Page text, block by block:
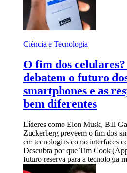
Ciência e Tecnologia
O fim dos
debatem o futuro
smartphones e as
bem diferentes
Líderes como Elon Musk, Bill
Zuckerberg preveem o fim dos
em tecnologias como interfaces
Descubra por que Tim Cook
futuro reserva para a tecnologia